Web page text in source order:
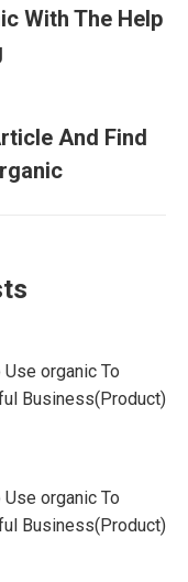
With The Help
And Find
organic To
Business(Product)
organic To
Business(Product)